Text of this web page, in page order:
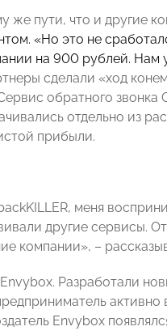
же пути, что и другие
«Но это не
на 900 рублей. Нам
сделали «ход
обратного звонка
отдельно из
прибыли.
меня
другие сервисы.
компании», –
Разработали
активно
Envybox